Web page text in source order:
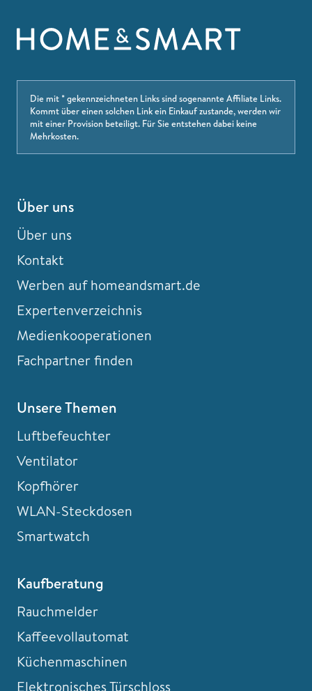
Die mit * gekennzeichneten Links sind sogenannte Affiliate Links.
Kommt über einen solchen Link ein Einkauf zustande, werden wir
mit einer Provision beteiligt. Für Sie entstehen dabei keine
Mehrkosten.
Über uns
Über uns
Kontakt
Werben auf homeandsmart.de
Expertenverzeichnis
Medienkooperationen
Fachpartner finden
Unsere Themen
Luftbefeuchter
Ventilator
Kopfhörer
WLAN-Steckdosen
Smartwatch
Kaufberatung
Rauchmelder
Kaffeevollautomat
Küchenmaschinen
Elektronisches Türschloss